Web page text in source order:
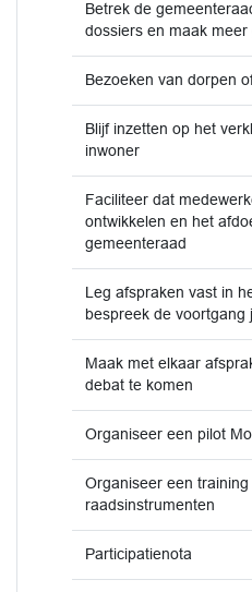
Betrek de
dossiers en maak
Bezoeken van dorpen
Blijf inzetten op het
inwoner
Faciliteer dat
ontwikkelen en het
gemeenteraad
Leg afspraken vast in
bespreek de voortgang
Maak met elkaar
debat te komen
Organiseer een pilot
Organiseer een
raadsinstrumenten
Participatienota